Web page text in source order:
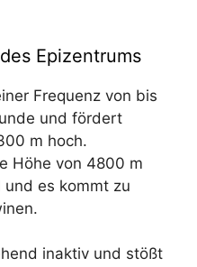
Epizentrums
Frequenz von bis
und fördert
m hoch.
Höhe von 4800 m
es kommt zu
inaktiv und stößt